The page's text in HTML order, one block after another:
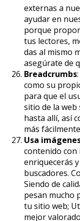
externas a
ayudar en
porque
tus lectores,
das al mismo
asegúrate de
Breadcrumbs
como su
para que el
sitio de la web
hasta allí, así
más
Usa
contenido con
enriquecerás
buscadores.
Siendo de
pesan mucho
tu sitio web;
mejor